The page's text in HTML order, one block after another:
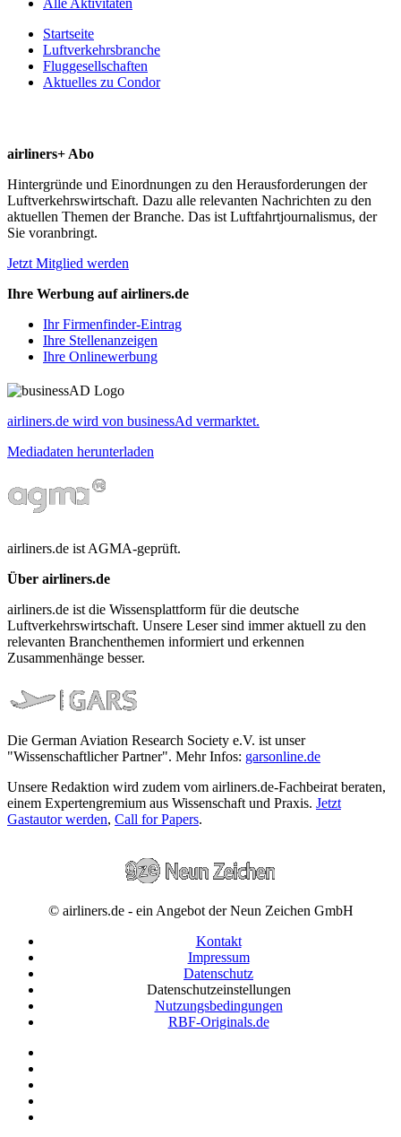
Startseite
Luftverkehrsbranche
Fluggesellschaften
Aktuelles zu Condor
airliners+ Abo
Hintergründe und Einordnungen zu den Herausforderungen der
Luftverkehrswirtschaft. Dazu alle relevanten Nachrichten zu den
aktuellen Themen der Branche. Das ist Luftfahrtjournalismus, der
Sie voranbringt.
Jetzt Mitglied werden
Ihre Werbung auf airliners.de
Ihr Firmenfinder-Eintrag
Ihre Stellenanzeigen
Ihre Onlinewerbung
airliners.de wird von businessAd vermarktet.
Mediadaten herunterladen
airliners.de ist AGMA-geprüft.
Über airliners.de
airliners.de ist die Wissensplattform für die deutsche
Luftverkehrswirtschaft. Unsere Leser sind immer aktuell zu den
relevanten Branchenthemen informiert und erkennen
Zusammenhänge besser.
Die German Aviation Research Society e.V. ist unser
"Wissenschaftlicher Partner". Mehr Infos: garsonline.de
Unsere Redaktion wird zudem vom airliners.de-Fachbeirat beraten,
einem Expertengremium aus Wissenschaft und Praxis. Jetzt
Gastautor werden, Call for Papers.
© airliners.de - ein Angebot der Neun Zeichen GmbH
Kontakt
Impressum
Datenschutz
Datenschutzeinstellungen
Nutzungsbedingungen
RBF-Originals.de